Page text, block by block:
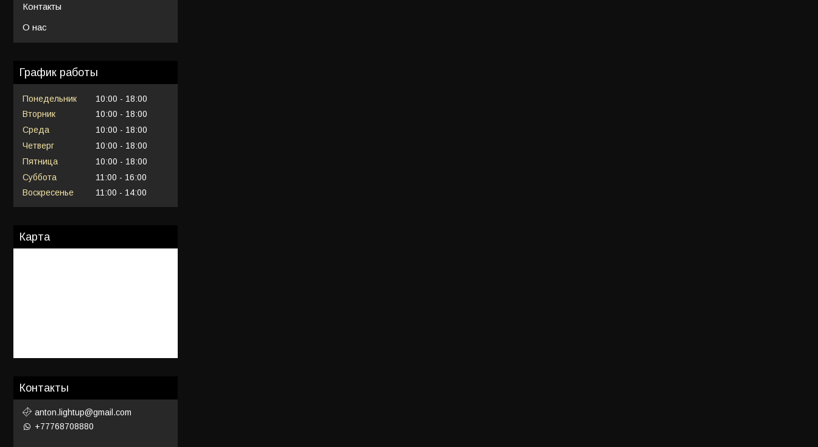
Контакты
О нас
График работы
Понедельник 10:00
18:00
Вторник
10:00
18:00
Среда
10:00
18:00
Четверг
10:00
18:00
Пятница
10:00
18:00
Суббота
11:00
16:00
Воскресенье
11:00 14:00
Карта
Контакты
anton.lightup@gmail.com
+77768708880